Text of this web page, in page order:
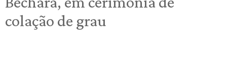
colação de grau